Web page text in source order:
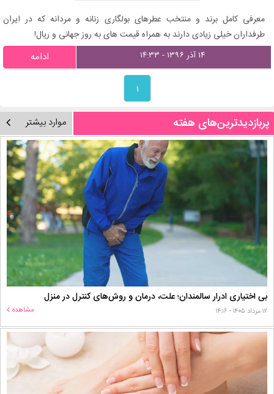
معرفی کامل برند و منتخب عطرهای بولگاری زنانه و مردانه که در ایران
طرفداران خیلی زیادی دارند به همراه قیمت های به روز جهانی و ریال!
۱۴ آذر ۱۳۹۶ - ۱۴:۳۳ ادامه
۱
پربازدیدترین‌های هفته موارد بیشتر
بی اختیاری ادرار سالمندان؛ علت، درمان و روش‌های کنترل در منزل
۱۲ مرداد ۱۴۰۵ - ۱۴:۱۶ مشاهده